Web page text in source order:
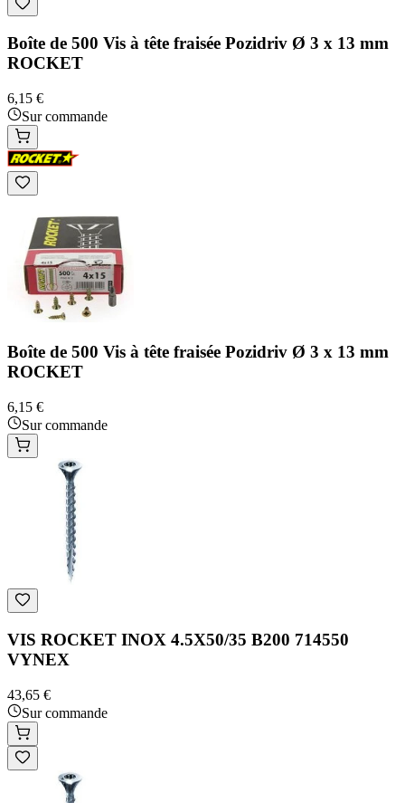
Boîte de 500 Vis à tête fraisée Pozidriv Ø 3 x 13 mm
ROCKET
6,15 €
Sur commande
Boîte de 500 Vis à tête fraisée Pozidriv Ø 3 x 13 mm
ROCKET
6,15 €
Sur commande
VIS ROCKET INOX 4.5X50/35 B200 714550
VYNEX
43,65 €
Sur commande